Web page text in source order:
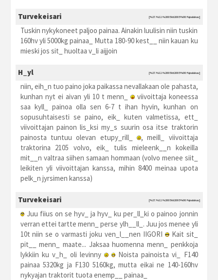
Turvekeisari [%27.%12.%2005 kti2005 %00:%joulukuu]
Tuskin nykykoneet paljoo painaa. Ainakin luulisin niin tuskin
160hv yli 5000kg painaa_ Mutta 180-90 kest__ niin kauan ku
mieski jos sit_ huoltaa v_li aijjoin
H_yl [%27.%12.%2005 kti2005 %00:%joulukuu]
niin, eih_n tuo paino joka paikassa nevallakaan ole pahasta,
kunhan nyt ei aivan yli 10 t menn_
viivoittaja koneessa
saa kyll_ painoa olla sen 6-7 t ihan hyvin, kunhan on
sopusuhtaisesti se paino, eik_ kuten valmetissa, ett_
viivoittajan painon lis_ksi my_s suurin osa itse traktorin
painosta tuntuu olevan etupy_rill_
, meill_ viivoittaja
traktorina 2105 volvo, eik_ tulis mieleenk__n kokeilla
mit__n valtraa siihen samaan hommaan (volvo menee siit_
leikiten yli viivoittajan kanssa, mihin 8400 meinaa upota
pelk_n jyrsimen kanssa)
Turvekeisari [%27.%12.%2005 kti2005 %00:%joulukuu]
Juu fiius on se hyv_ ja hyv_ ku per_ll_ki o painoo jonnin
verran ettei tartte menn_ perse ylh__ll_. Juu jos menee yli
10t niin se o varmasti joku ven_l__nen IIGORI
Kait sit_
pit__ menn_ maate... Jaksaa huomenna menn_ penkkoja
lykkiin ku v_h_ oli levinny
Noista painoista vi_ F140
painaa 5320kg ja F130 5160kg, mutta eikai ne 140-160hv
nykyajan traktorit tuota enemp__ painaa_